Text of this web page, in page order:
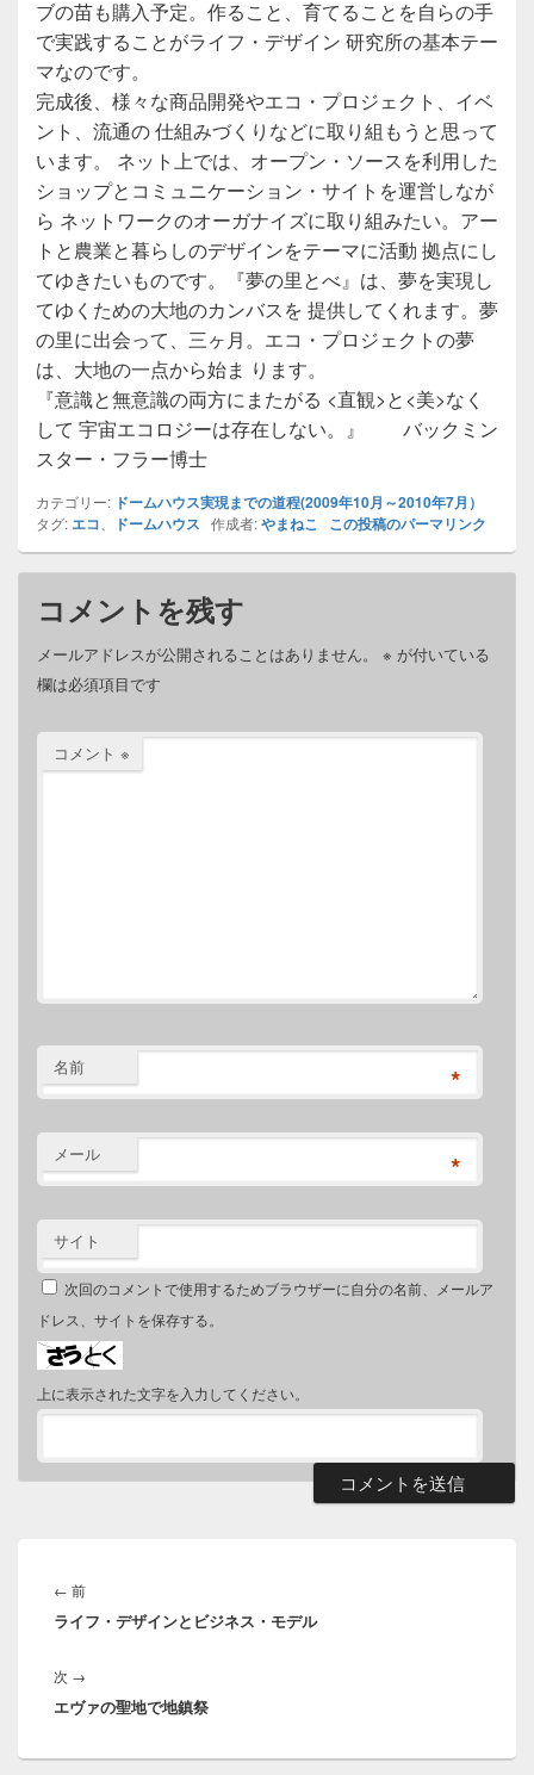
ブの苗も購入予定。作ること、育てることを自らの手
で実践することがライフ・デザイン 研究所の基本テー
マなのです。
完成後、様々な商品開発やエコ・プロジェクト、イベ
ント、流通の 仕組みづくりなどに取り組もうと思って
います。 ネット上では、オープン・ソースを利用した
ショップとコミュニケーション・サイトを運営しなが
ら ネットワークのオーガナイズに取り組みたい。アー
トと農業と暮らしのデザインをテーマに活動 拠点にし
てゆきたいものです。『夢の里とべ』は、夢を実現し
てゆくための大地のカンバスを 提供してくれます。夢
の里に出会って、三ヶ月。エコ・プロジェクトの夢
は、大地の一点から始ま ります。
『意識と無意識の両方にまたがる <直観>と<美>なく
して 宇宙エコロジーは存在しない。』 バックミン
スター・フラー博士
カテゴリー: ドームハウス実現までの道程(2009年10月～2010年7月）
タグ: エコ ドームハウス 作成者:やまねこ この投稿のパーマリンク
コメントを残す
メールアドレスが公開されることはありません。 ※ が付いている
欄は必須項目です
コメント ※
名前 *
メール *
サイト
次回のコメントで使用するためブラウザーに自分の名前、メールア
ドレス、サイトを保存する。
上に表示された文字を入力してください。
稿
ナ
ゲ
ー
シ
← 前前
の
ライフ・デザインとビジネス・モデル
次 →
の
稿:
エヴァの聖地で地鎮祭